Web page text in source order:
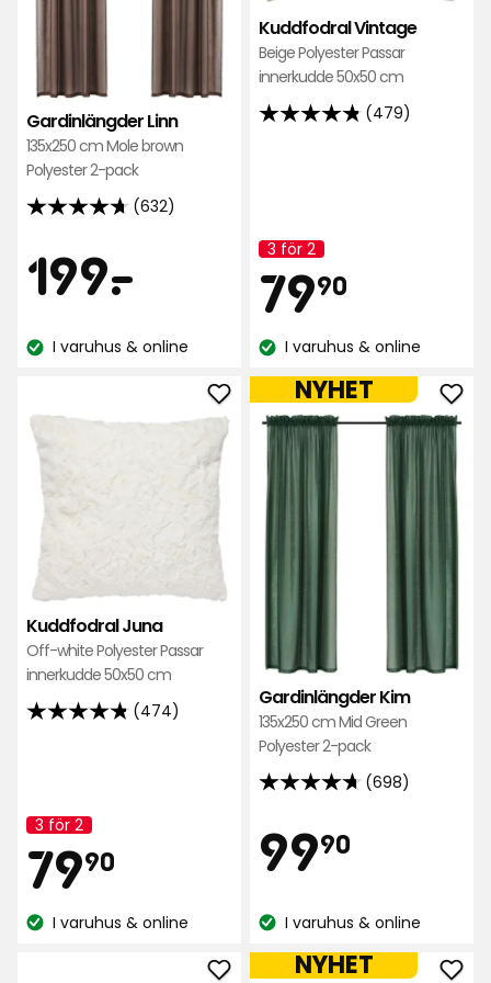
Gardinlängder Linn
135x250 cm Mole brown
Polyester 2-pack
(632)
4.7
5
stjärnor
på
Pris
199-
.
kr
Lagersaldo:
I varuhus & online
Kuddfodral Vintage
Beige Polyester Passar
innerkudde 50x50 cm
(479)
4.8
på
479
recensioner
Kampanj
namn:
3 för 2
Pris
7990
kr
Lagersaldo:
I varuhus & online
Kuddfodral Juna
Off-white Polyester Passar
innerkudde 50x50 cm
(474)
4.8
baserat
på
474
Kampanj
namn:
3 för 2
Pris
7990
kr
Lagersaldo:
I varuhus & online
Lägg
till
Kuddfodral
favoriter
Gardinlängder Kim
135x250 cm Mid Green
Polyester 2-pack
(698)
4.7
5
stjärnor
på
698
recensioner
Pris
9990
kr
NYHET
Lagersaldo:
I varuhus & online
till
Kim
NYHET